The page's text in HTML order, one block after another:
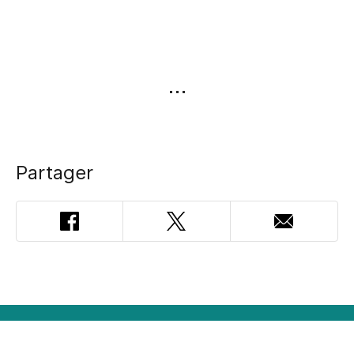
Partager
Facebook Twitter
Adresse
courriel